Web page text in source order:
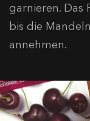
garnieren. Das
bis die
annehmen.